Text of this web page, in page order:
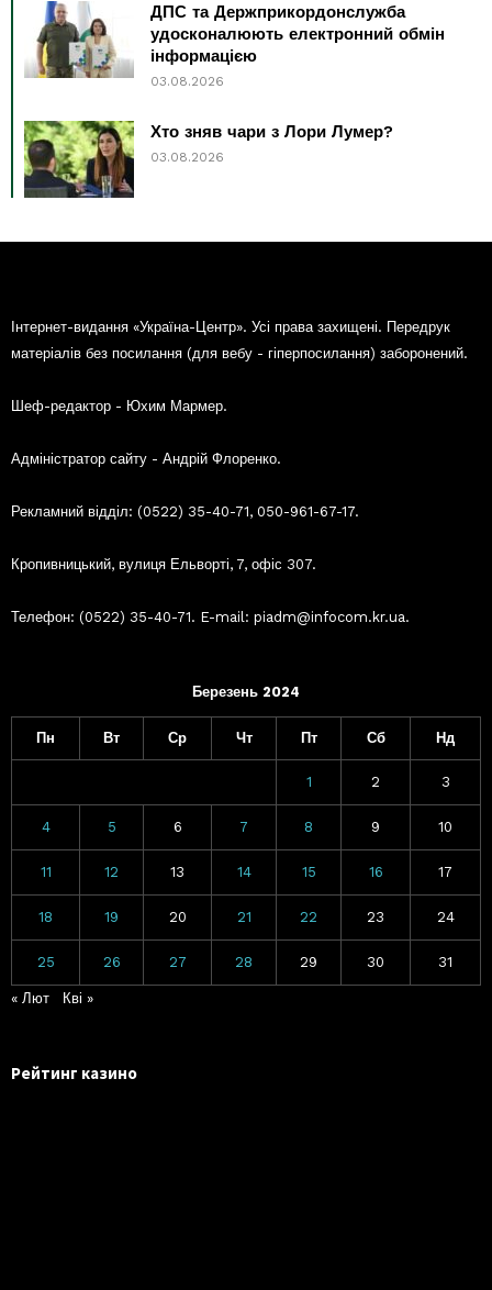
ДПС та Держприкордонслужба
удосконалюють електронний обмін
інформацією
03.08.2026
Хто зняв чари з Лори Лумер?
03.08.2026
Інтернет-видання «Україна-Центр». Усі права захищені. Передрук
матеріалів без посилання (для вебу - гіперпосилання) заборонений.
Шеф-редактор - Юхим Мармер.
Адміністратор сайту - Андрій Флоренко.
Рекламний відділ: (0522) 35-40-71, 050-961-67-17.
Кропивницький, вулиця Ельворті, 7, офіс 307.
Телефон: (0522) 35-40-71. E-mail: piadm@infocom.kr.ua.
Березень 2024
Пн Вт Ср Чт Пт Сб Нд
1 2 3
4 5 6 7 8 9 10
11 12 13 14 15 16 17
18 19 20 21 22 23 24
25 26 27 28 29 30 31
« Лют Кві »
Рейтинг казино